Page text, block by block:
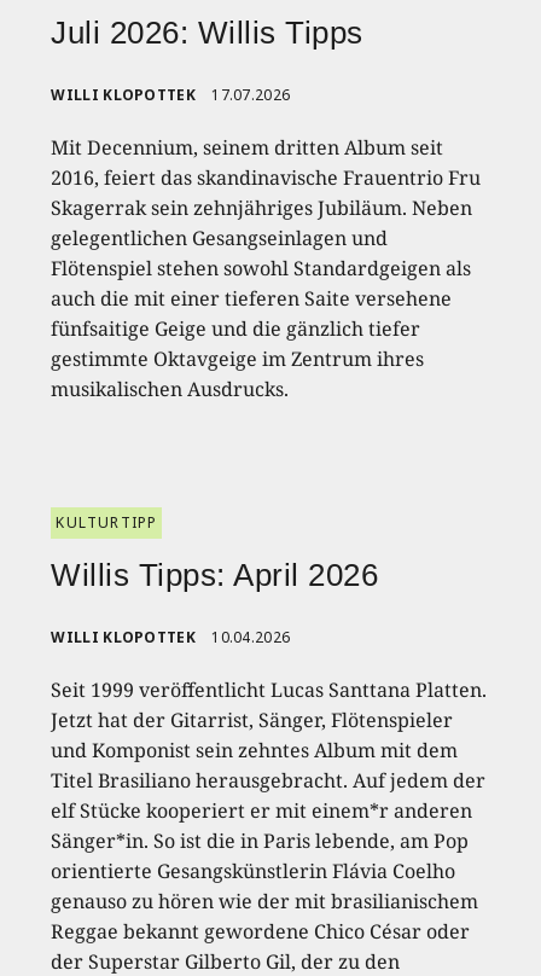
Juli 2026: Willis Tipps
WILLI KLOPOTTEK 17.07.2026
Mit Decennium, seinem dritten Album seit
2016, feiert das skandinavische Frauentrio Fru
Skagerrak sein zehnjähriges Jubiläum. Neben
gelegentlichen Gesangseinlagen und
Flötenspiel stehen sowohl Standardgeigen als
auch die mit einer tieferen Saite versehene
fünfsaitige Geige und die gänzlich tiefer
gestimmte Oktavgeige im Zentrum ihres
musikalischen Ausdrucks.
KULTURTIPP
Willis Tipps: April 2026
WILLI KLOPOTTEK 10.04.2026
Seit 1999 veröffentlicht Lucas Santtana Platten.
Jetzt hat der Gitarrist, Sänger, Flötenspieler
und Komponist sein zehntes Album mit dem
Titel Brasiliano herausgebracht. Auf jedem der
elf Stücke kooperiert er mit einem*r anderen
Sänger*in. So ist die in Paris lebende, am Pop
orientierte Gesangskünstlerin Flávia Coelho
genauso zu hören wie der mit brasilianischem
Reggae bekannt gewordene Chico César oder
der Superstar Gilberto Gil, der zu den